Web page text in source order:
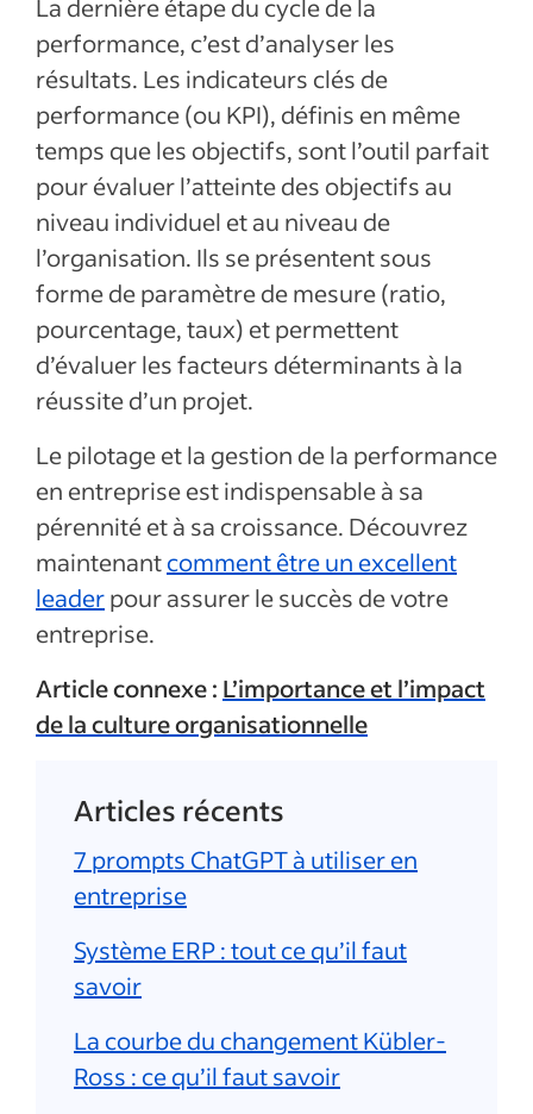
La dernière étape du cycle de la
performance, c’est d’analyser les
résultats. Les indicateurs clés de
performance (ou KPI), définis en même
temps que les objectifs, sont l’outil parfait
pour évaluer l’atteinte des objectifs au
niveau individuel et au niveau de
l’organisation. Ils se présentent sous
forme de paramètre de mesure (ratio,
pourcentage, taux) et permettent
d’évaluer les facteurs déterminants à la
réussite d’un projet.
Le pilotage et la gestion de la performance
en entreprise est indispensable à sa
pérennité et à sa croissance. Découvrez
maintenantcomment être un excellent
leaderpour assurer le succès de votre
entreprise.
Article connexe : L’importance et l’impact
de la culture organisationnelle
Articles récents
7 prompts ChatGPT à utiliser en
entreprise
Système ERP : tout ce qu’il faut
savoir
La courbe du changement Kübler-
Ross : ce qu’il faut savoir